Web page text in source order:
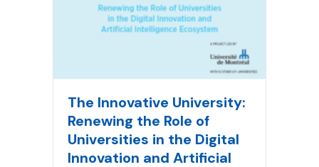
The Innovative University:
Renewing the Role of
Universities in the Digital
Innovation and Artificial